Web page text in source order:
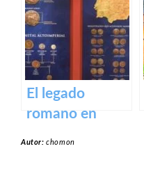
Cameros de La
Rioja
El legado
romano en
Autor:chomon